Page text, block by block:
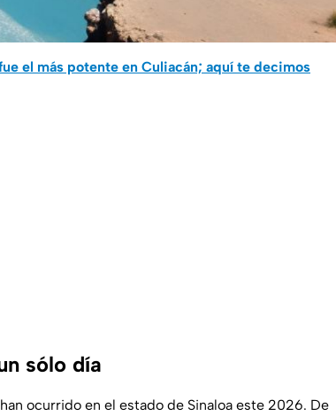
el más potente en Culiacán; aquí te decimos
sólo día
ocurrido en el estado de Sinaloa este 2026. De